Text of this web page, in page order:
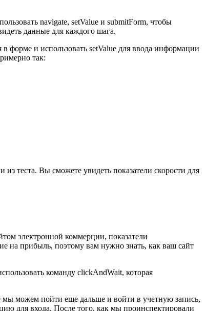
navigate, setValue и submitForm, чтобы
данные для каждого шага.
форме и использовать setValue для ввода информации
так:
теста. Вы сможете увидеть показатели скорости для
электронной коммерции, показатели
на прибыль, поэтому вам нужно знать, как ваш сайт
команду clickAndWait, которая
мы можем пойти еще дальше и войти в учетную запись,
для входа. После того, как мы проинспектировали